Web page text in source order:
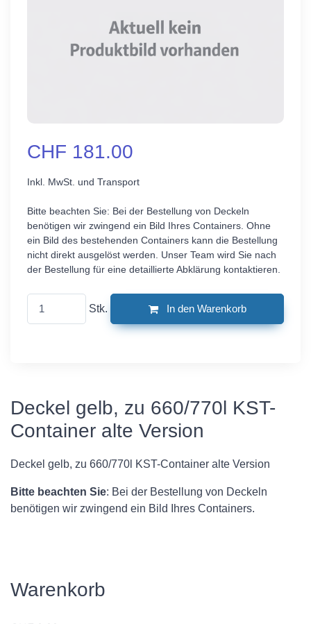
CHF 181.00
Inkl. MwSt. und Transport
Bitte beachten Sie: Bei der Bestellung von Deckeln
benötigen wir zwingend ein Bild Ihres Containers. Ohne
ein Bild des bestehenden Containers kann die Bestellung
nicht direkt ausgelöst werden. Unser Team wird Sie nach
der Bestellung für eine detaillierte Abklärung kontaktieren.
Stk. In den Warenkorb
Deckel gelb, zu 660/770l KST-
Container alte Version
Deckel gelb, zu 660/770l KST-Container alte Version
Bitte beachten Sie: Bei der Bestellung von Deckeln
benötigen wir zwingend ein Bild Ihres Containers.
Warenkorb